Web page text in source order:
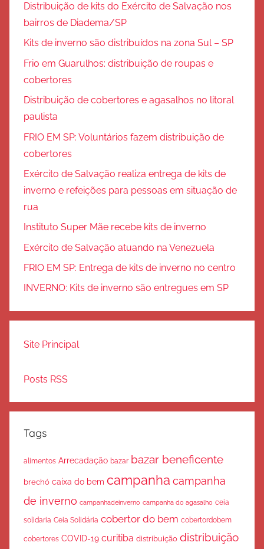
Distribuição de kits do Exército de Salvação nos
bairros de Diadema/SP
Kits de inverno são distribuídos na zona Sul – SP
Frio em Guarulhos: distribuição de roupas e
cobertores
Distribuição de cobertores e agasalhos no litoral
paulista
FRIO EM SP: Voluntários fazem distribuição de
cobertores
Exército de Salvação realiza entrega de kits de
inverno e refeições para pessoas em situação de
rua
Instituto Super Mãe recebe kits de inverno
Exército de Salvação atuando na Venezuela
FRIO EM SP: Entrega de kits de inverno no centro
INVERNO: Kits de inverno são entregues em SP
Site Principal
Posts RSS
Tags
alimentos Arrecadação bazar bazar beneficente
brechó caixa do bem campanha campanha
de inverno campanhadeinverno campanha do agasalho ceia
solidaria Ceia Solidária cobertor do bem cobertordobem
cobertores COVID-19 curitiba distribuição distribuição